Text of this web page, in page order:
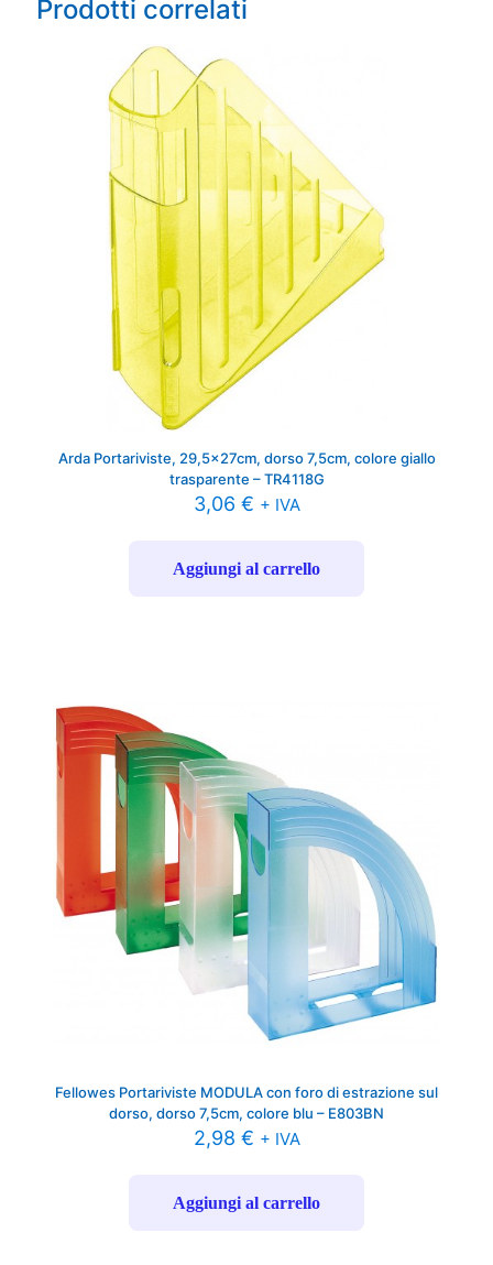
Prodotti correlati
Arda Portariviste, 29,5x27cm, dorso 7,5cm, colore giallo
trasparente – TR4118G
3,06 € + IVA
Aggiungi al carrello
Fellowes Portariviste MODULA con foro di estrazione sul
dorso, dorso 7,5cm, colore blu – E803BN
2,98 € + IVA
Aggiungi al carrello